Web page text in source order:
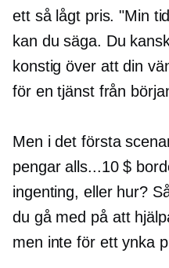
ett så lågt pris. "Min
kan du säga. Du
konstig över att din
för en tjänst från
Men i det första
pengar alls...10 $
ingenting, eller hur?
du gå med på att
men inte för ett ynka